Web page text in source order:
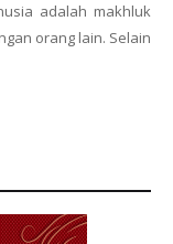
adalah makhluk
orang lain. Selain